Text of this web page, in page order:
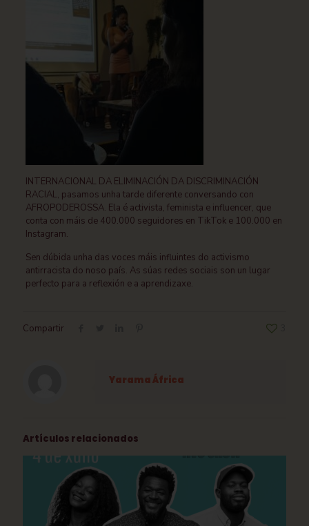
INTERNACIONAL DA ELIMINACIÓN DA DISCRIMINACIÓN
RACIAL, pasamos unha tarde diferente conversando con
AFROPODEROSSA. Ela é activista, feminista e influencer, que
conta con máis de 400.000 seguidores en TikTok e 100.000 en
Instagram.
Sen dúbida unha das voces máis influintes do activismo
antirracista do noso país. As súas redes sociais son un lugar
perfecto para a reflexión e a aprendizaxe.
Compartir
Yarama África
Artículos relacionados